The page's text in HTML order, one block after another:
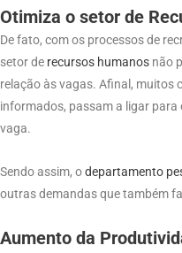
Otimiza o setor de
De fato, com os processos de
setor de recursos humanos não
relação às vagas. Afinal, muitos
informados, passam a ligar para
vaga.
Sendo assim, odepartamento
outras demandas que também
Aumento da